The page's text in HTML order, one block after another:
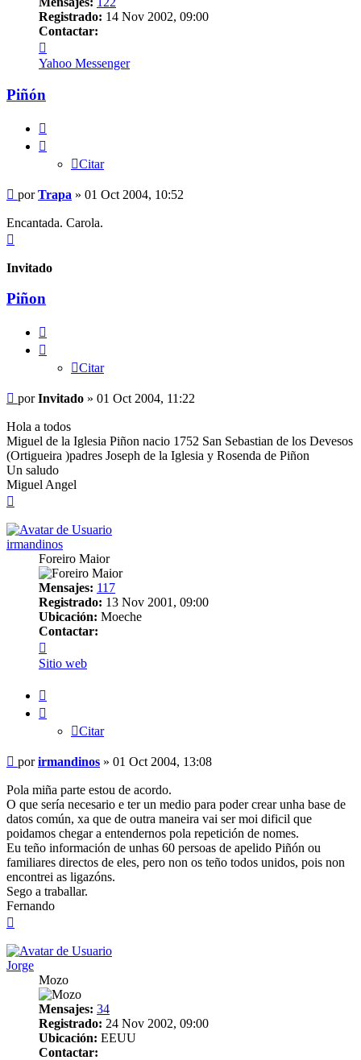
Registrado: 14 Nov 2002, 09:00
Contactar:
Trapa
Yahoo Messenger
Piñón
Citar
Mensaje
porTrapa » 01 Oct 2004, 10:52
Encantada. Carola.
Invitado
Piñon
Citar
Mensaje
porInvitado » 01 Oct 2004, 11:22
Hola a todos
Miguel de la Iglesia Piñon nacio 1752 San Sebastian de los Devesos
(Ortigueira )padres Joseph de la Iglesia y Rosenda de Piñon
Un saludo
Miguel Angel
irmandinos
Foreiro Maior
Mensajes: 117
Registrado: 13 Nov 2001, 09:00
Ubicación: Moeche
Contactar:
irmandinos
Sitio web
Citar
Mensaje
porirmandinos » 01 Oct 2004, 13:08
Pola miña parte estou de acordo.
O que sería necesario e ter un medio para poder crear unha base de
datos común, xa que de outra maneira vai ser moi dificil que
poidamos chegar a entendernos pola repetición de nomes.
Eu teño información de unhas 60 persoas de apelido Piñón ou
familiares directos de eles, pero non os teño todos unidos, pois non
encontrei as ligazóns.
Sego a traballar.
Fernando
Jorge
Mozo
Mensajes: 34
Registrado: 24 Nov 2002, 09:00
Ubicación: EEUU
Contactar: